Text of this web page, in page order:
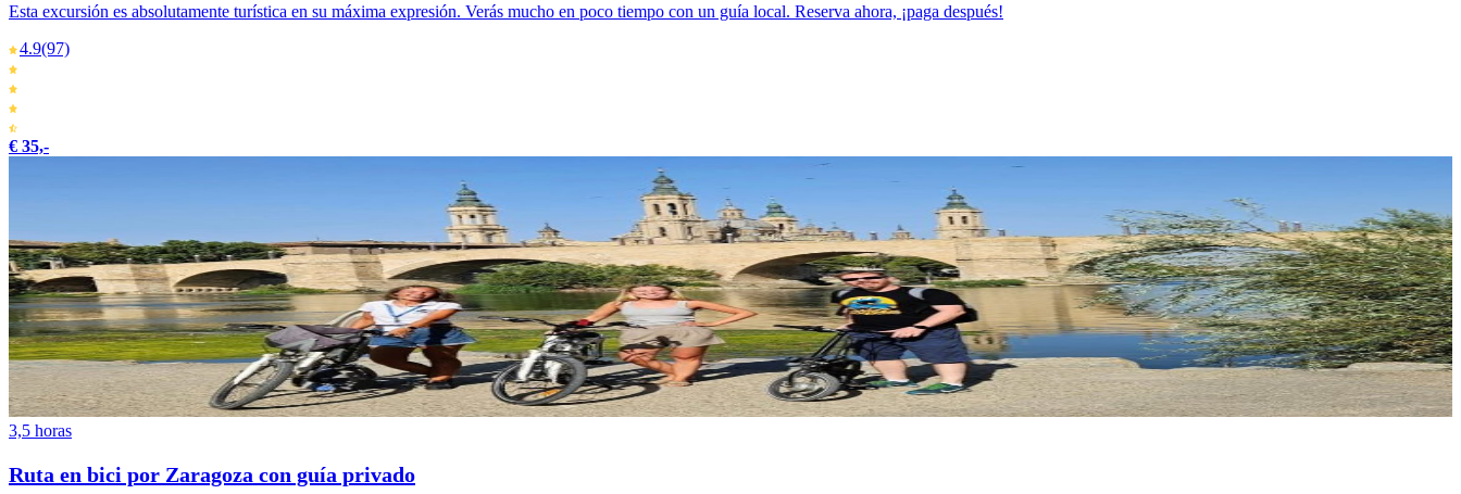
Esta excursión es absolutamente turística en su máxima expresión. Verás mucho en poco tiempo con un guía local. Reserva ahora, ¡paga después!
4.9(97)
€ 35,-
3,5 horas
Ruta en bici por Zaragoza con guía privado